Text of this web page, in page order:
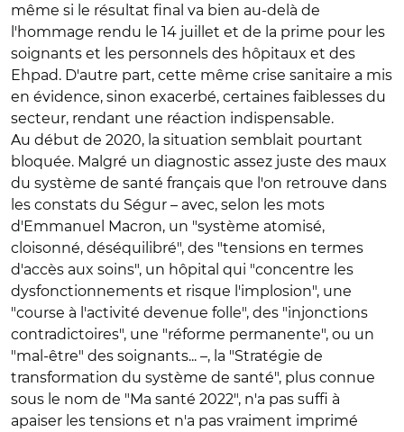
même si le résultat final va bien au-delà de
l'hommage rendu le 14 juillet et de la prime pour les
soignants et les personnels des hôpitaux et des
Ehpad. D'autre part, cette même crise sanitaire a mis
en évidence, sinon exacerbé, certaines faiblesses du
secteur, rendant une réaction indispensable.
Au début de 2020, la situation semblait pourtant
bloquée. Malgré un diagnostic assez juste des maux
du système de santé français que l'on retrouve dans
les constats du Ségur – avec, selon les mots
d'Emmanuel Macron, un "système atomisé,
cloisonné, déséquilibré", des "tensions en termes
d'accès aux soins", un hôpital qui "concentre les
dysfonctionnements et risque l'implosion", une
"course à l'activité devenue folle", des "injonctions
contradictoires", une "réforme permanente", ou un
"mal-être" des soignants... –, la "Stratégie de
transformation du système de santé", plus connue
sous le nom de "Ma santé 2022", n'a pas suffi à
apaiser les tensions et n'a pas vraiment imprimé